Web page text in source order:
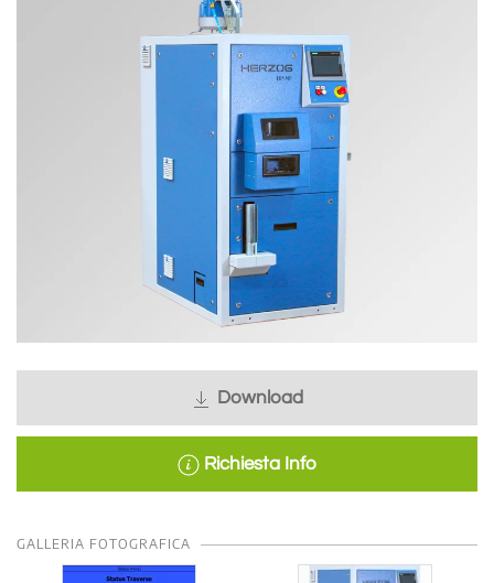
Download
Richiesta Info
GALLERIA FOTOGRAFICA